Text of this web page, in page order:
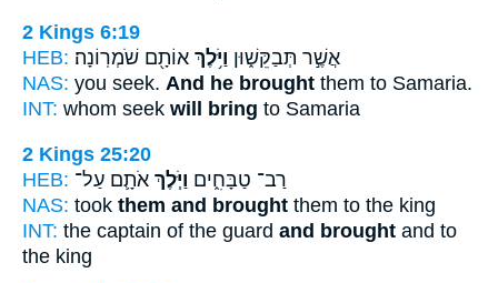
2 Kings 6:19
HEB:
אֲשֶׁ֣ר תְּבַקֵּשׁ֑וּן וַיֹּ֥לֶךְ אוֹתָ֖ם שֹׁמְרֽוֹנָה׃
NAS: you seek. And he brought them to Samaria.
INT: whom seek will bring to Samaria
2 Kings 25:20
HEB:
רַב־ טַבָּחִ֑ים וַיֹּ֧לֶךְ אֹתָ֛ם עַל־
NAS: took them and brought them to the king
INT: the captain of the guard and brought and to
the king